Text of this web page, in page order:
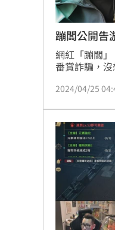
蹦闆公開
網紅「蹦闆
番賞詐騙，
位受害者出面
飛起來」。
2024/04/25